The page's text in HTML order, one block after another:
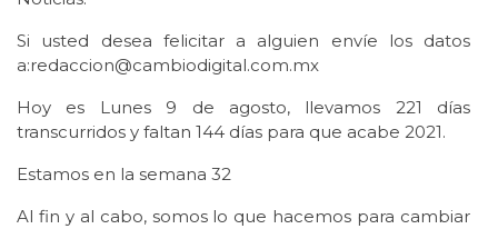
Si usted desea felicitar a alguien envíe los datos
a:redaccion@cambiodigital.com.mx
Hoy es Lunes 9 de agosto, llevamos 221 días
transcurridos y faltan 144 días para que acabe 2021.
Estamos en la semana 32
Al fin y al cabo, somos lo que hacemos para cambiar